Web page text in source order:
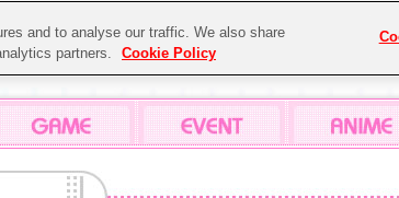
and to analyse our traffic. We also share
partners.
Cookie Policy